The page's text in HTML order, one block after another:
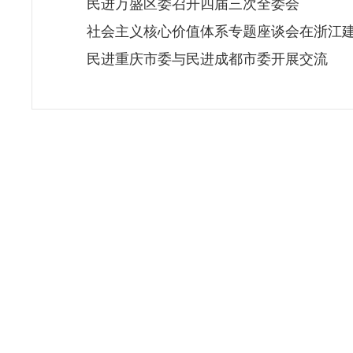
民进万盛区委召开四届三次全委会
社会主义核心价值体系专题座谈会在浙江
民进重庆市委与民进成都市委开展交流